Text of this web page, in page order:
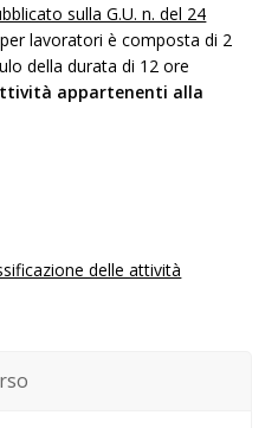
sulla G.U. n. del 24
lavoratori è composta di 2
della durata di 12 ore
appartenenti alla
delle attività